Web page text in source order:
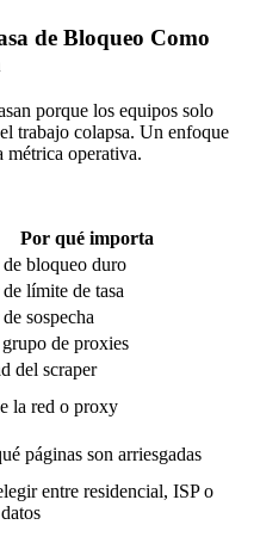
de Bloqueo Como
porque los equipos solo
trabajo colapsa. Un enfoque
métrica operativa.
Por qué importa
bloqueo duro
límite de tasa
sospecha
de proxies
del scraper
la red o proxy
páginas son arriesgadas
entre residencial, ISP o